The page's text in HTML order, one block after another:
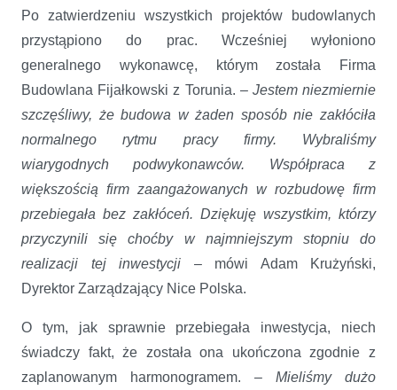
Po zatwierdzeniu wszystkich projektów budowlanych
przystąpiono do prac. Wcześniej wyłoniono
generalnego wykonawcę, którym została Firma
Budowlana Fijałkowski z Torunia. – Jestem niezmiernie
szczęśliwy, że budowa w żaden sposób nie zakłóciła
normalnego rytmu pracy firmy. Wybraliśmy
wiarygodnych podwykonawców. Współpraca z
większością firm zaangażowanych w rozbudowę firm
przebiegała bez zakłóceń. Dziękuję wszystkim, którzy
przyczynili się choćby w najmniejszym stopniu do
realizacji tej inwestycji – mówi Adam Krużyński,
Dyrektor Zarządzający Nice Polska.
O tym, jak sprawnie przebiegała inwestycja, niech
świadczy fakt, że została ona ukończona zgodnie z
zaplanowanym harmonogramem. – Mieliśmy dużo